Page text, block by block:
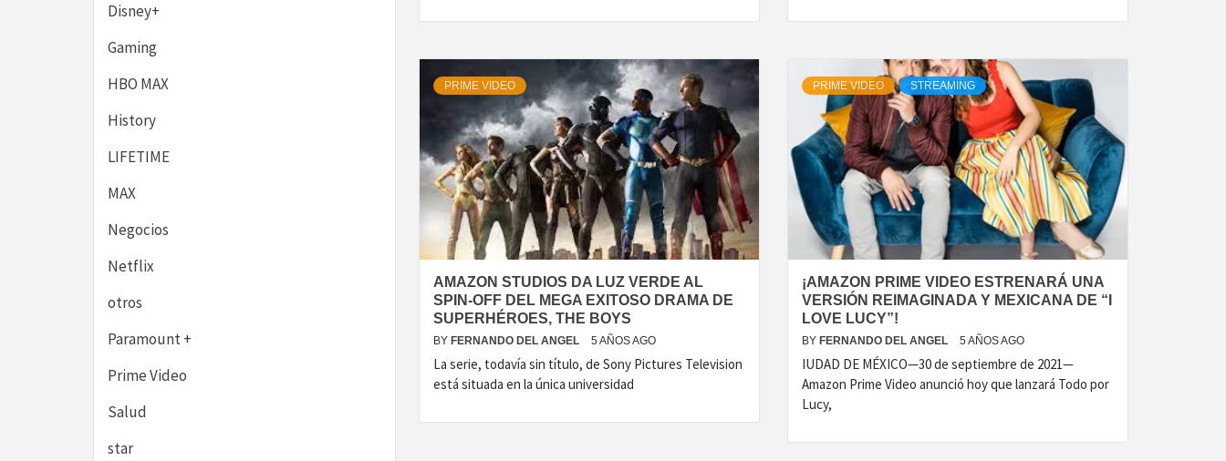
PRIME VIDEO
AMAZON STUDIOS DA LUZ VERDE AL
SPIN-OFF DEL MEGA EXITOSO DRAMA DE
SUPERHÉROES, THE BOYS
BY FERNANDO DEL ANGEL 5 AÑOS AGO
La serie, todavía sin título, de Sony Pictures Television
está situada en la única universidad
PRIME VIDEO STREAMING
¡AMAZON PRIME VIDEO ESTRENARÁ UNA
VERSIÓN REIMAGINADA Y MEXICANA DE “I
LOVE LUCY”!
BY FERNANDO DEL ANGEL 5 AÑOS AGO
IUDAD DE MÉXICO—30 de septiembre de 2021—
Amazon Prime Video anunció hoy que lanzará Todo por
Lucy,
Disney+
Gaming
HBO MAX
History
LIFETIME
MAX
Negocios
Netflix
otros
Paramount +
Prime Video
Salud
star